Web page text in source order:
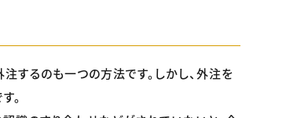
するのも一つの方法です。しかし、外注を
。